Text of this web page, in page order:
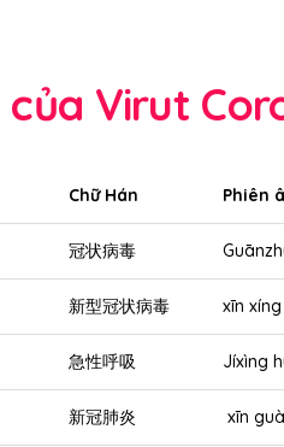
Virut
Chữ Hán Phiên
冠状病毒
新型冠状病毒 xīn
急性呼吸 Jíxìng
新冠肺炎 xīn